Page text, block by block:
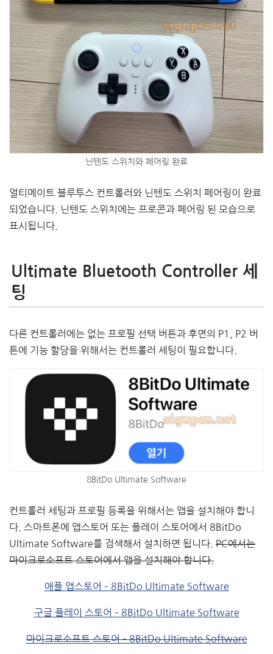
닌텐도 스위치와 페어링 완료
얼티메이트 블루투스 컨트롤러와 닌텐도 스위치 페어링이 완료
되었습니다. 닌텐도 스위치에는 프로콘과 페어링 된 모습으로
표시됩니다.
Ultimate Bluetooth Controller 세
팅
다른 컨트롤러에는 없는 프로필 선택 버튼과 후면의 P1, P2 버
튼에 기능 할당을 위해서는 컨트롤러 세팅이 필요합니다.
8BitDo Ultimate Software
컨트롤러 세팅과 프로필 등록을 위해서는 앱을 설치해야 합니
다. 스마트폰에 앱스토어 또는 플레이 스토어에서 8BitDo
Ultimate Software를 검색해서 설치하면 됩니다. PC에서는
마이크로소프트 스토어에서 앱을 설치해야 합니다.
애플 앱스토어 – 8BitDo Ultimate Software
구글 플레이 스토어 – 8BitDo Ultimate Software
마이크로소프트 스토어 – 8BitDo Ultimate Software